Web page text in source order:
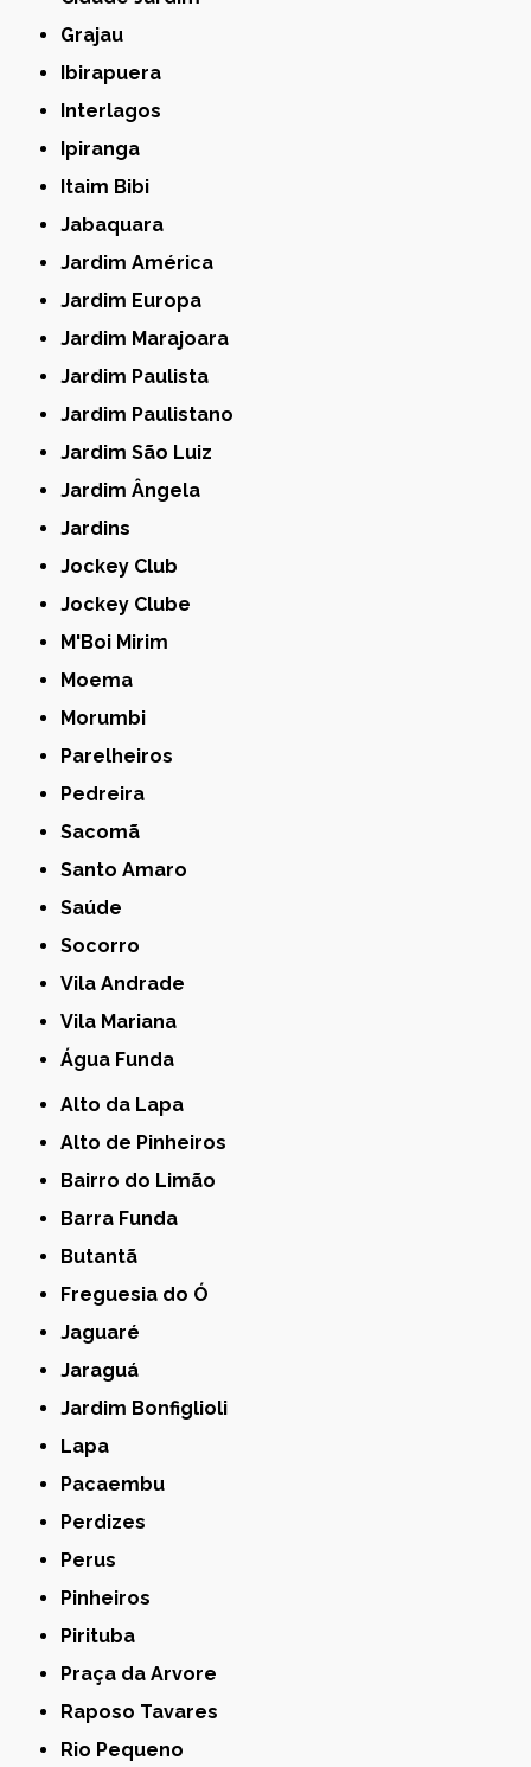
Grajau
Ibirapuera
Interlagos
Ipiranga
Itaim Bibi
Jabaquara
Jardim América
Jardim Europa
Jardim Marajoara
Jardim Paulista
Jardim Paulistano
Jardim São Luiz
Jardim Ângela
Jardins
Jockey Club
Jockey Clube
M'Boi Mirim
Moema
Morumbi
Parelheiros
Pedreira
Sacomã
Santo Amaro
Saúde
Socorro
Vila Andrade
Vila Mariana
Água Funda
Alto da Lapa
Alto de Pinheiros
Bairro do Limão
Barra Funda
Butantã
Freguesia do Ó
Jaguaré
Jaraguá
Jardim Bonfiglioli
Lapa
Pacaembu
Perdizes
Perus
Pinheiros
Pirituba
Praça da Arvore
Raposo Tavares
Rio Pequeno